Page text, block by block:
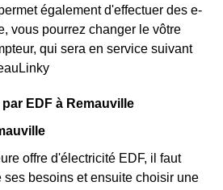
également d'effectuer des e-
vous pourrez changer le vôtre
qui sera en service suivant
EDF à Remauville
offre d'électricité EDF, il faut
ses besoins et ensuite choisir une